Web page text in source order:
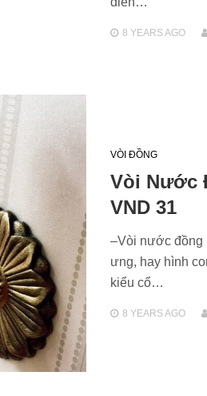
8 YEARSAGO
VÒI ĐỒNG
Vòi Nước
VND 31
–Vòi nước đồng
ưng, hay hình
kiểu cổ…
8 YEARSAGO